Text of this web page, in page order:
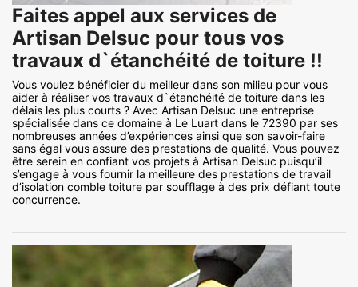
Faites appel aux services de
Artisan Delsuc pour tous vos
travaux d`étanchéité de toiture !!
Vous voulez bénéficier du meilleur dans son milieu pour vous
aider à réaliser vos travaux d`étanchéité de toiture dans les
délais les plus courts ? Avec Artisan Delsuc une entreprise
spécialisée dans ce domaine à Le Luart dans le 72390 par ses
nombreuses années d’expériences ainsi que son savoir-faire
sans égal vous assure des prestations de qualité. Vous pouvez
être serein en confiant vos projets à Artisan Delsuc puisqu’il
s’engage à vous fournir la meilleure des prestations de travail
d’isolation comble toiture par soufflage à des prix défiant toute
concurrence.